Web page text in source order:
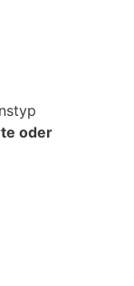
oder